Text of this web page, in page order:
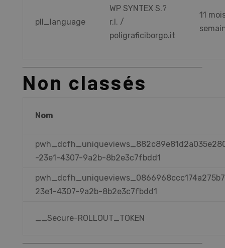
pll_language
WP SYNTEX S.?
r.l. /
poligraficiborgo.it
11
Non classés
Nom
-23e1-4307-9a2b-8b2e3c7fbdd1
23e1-4307-9a2b-8b2e3c7fbdd1
__Secure-ROLLOUT_TOKEN